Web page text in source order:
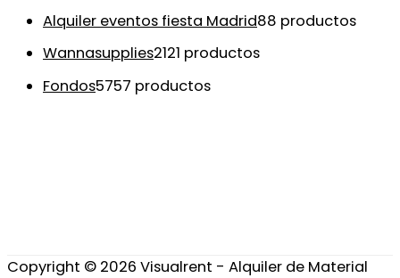
Alquiler eventos fiesta Madrid88 productos
Wannasupplies2121 productos
Fondos5757 productos
Copyright © 2026 Visualrent - Alquiler de Material